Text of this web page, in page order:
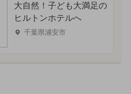
大自然！子ども大満足の
ヒルトンホテルへ
千葉県浦安市